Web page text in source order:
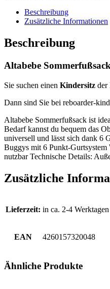
Beschreibung
Zusätzliche Informationen
Beschreibung
Altabebe
Sie suchen einen Kindersitz der
Dann sind Sie bei reboarder-
Altabebe Sommerfußsack ist
Bedarf kannst du bequem das
universell und lässt sich dank 6
Buggys mit 6 Punkt-Gurtsystem
nutzbar Technische Details:
Zusätzliche
Lieferzeit: in ca. 2-4
EAN 4260157320048
Ähnliche Produkte